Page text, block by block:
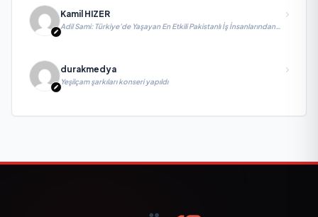
Kamil HIZER
Adil Sami: Türkiye’de Yaşayan En Etkili Pakistanlı İş İnsanlarından
durakmedya
Yeşilçam şarkıları konseri yapıldı